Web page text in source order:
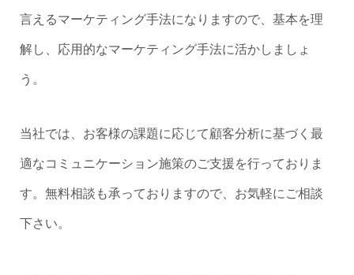
言えるマーケティング手法になりますので、基本を理
解し、応用的なマーケティング手法に活かしましょ
う。
当社では、お客様の課題に応じて顧客分析に基づく最
適なコミュニケーション施策のご支援を行っておりま
す。無料相談も承っておりますので、お気軽にご相談
下さい。